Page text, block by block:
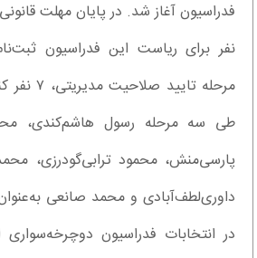
نفر برای ریاست این فدراسیون
مرحله
طی سه مرحله رسول هاشم‌کندی،
پارسی‌منش، محمود ترابی‌گودرزی،